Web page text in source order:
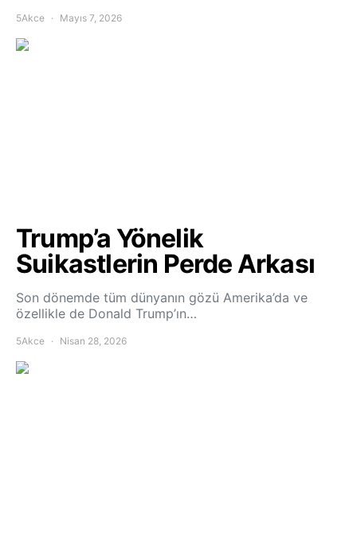
5Akce Mayıs 7, 2026
Trump’a Yönelik
Suikastlerin Perde Arkası
Son dönemde tüm dünyanın gözü Amerika’da ve
özellikle de Donald Trump’ın…
5Akce Nisan 28, 2026